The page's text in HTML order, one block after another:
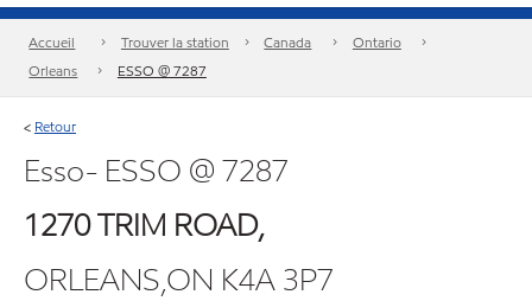
Accueil Trouver la station Canada
Ontario
Orleans
ESSO @ 7287
< Retour
Esso- ESSO @ 7287
1270 TRIM ROAD,
ORLEANS,ON K4A 3P7